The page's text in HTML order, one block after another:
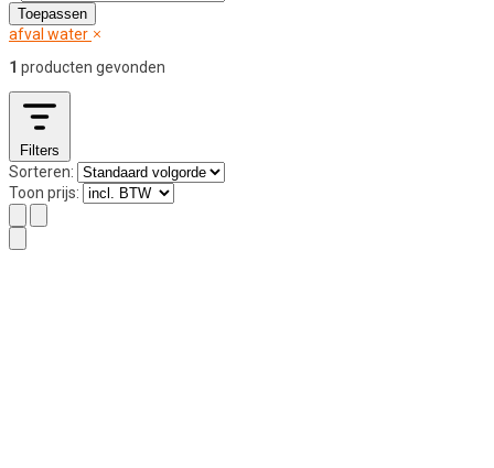
Toepassen
afval water
1 producten gevonden
Filters
Sorteren:
Toon prijs: